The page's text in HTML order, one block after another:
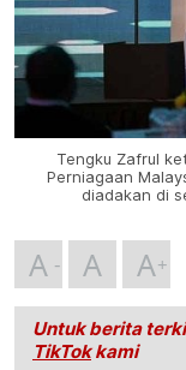
Tengku Zafrul
Perniagaan
diadakan di
A A A
Untuk berita
TikTokkami